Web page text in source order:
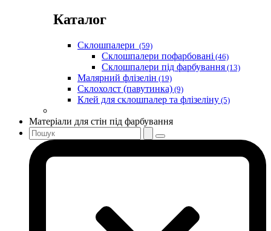
Каталог
Склошпалери (59)
Склошпалери пофарбовані (46)
Склошпалери під фарбування (13)
Малярний флізелін (19)
Склохолст (павутинка) (9)
Клей для склошпалер та флізеліну (5)
Матеріали для стін під фарбування